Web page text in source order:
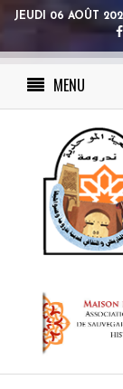
JEUDI 06 AOÛT
MENU